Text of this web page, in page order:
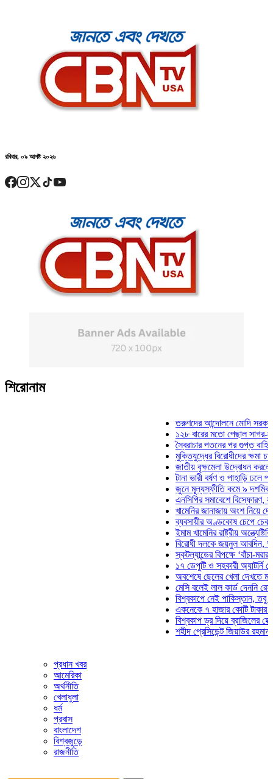
রবিবার, ০৯ আগষ্ট ২০২৬
শিরোনাম
তরুণদের আন্দোলনে মোদি সরকার দুর্বল
১২৮ বারের মতো পেছাল সাগর-রুনি
স্বৈরাচার পতনের পর গুপ্ত বাহিনীর
মুক্তিযুদ্ধের বিরোধীদের ক্ষমা চাইতে
জাতীয় বৃক্ষমেলা উদ্বোধন করলেন
টানা ভারী বর্ষণ ও পাহাড়ি ঢলে
জুনে মূল্যস্ফীতি কমে ৯ দশমিক ১৬
এনসিপির সমাবেশে বিস্ফোরণ,
খামেনির জানাজায় অংশ নিয়ে দেশে
ব্যবসায়ীর অণ্ডকোষ চেপে চেক-
ইমাম খামেনির রাষ্ট্রীয়
বিরোধী দলকে জয়নুল আবদিন,
স্কটল্যান্ডের বিপক্ষে ‘বাঁচা-মরার
১৭ ডেপুটি ও সহকারী অ্যাটর্নি
অবশেষে ছেলের খেলা দেখতে মাঠে
মেসি বলেই লাল কার্ড দেননি রেফারি!
বিশ্বকাপে নেই পাকিস্তান, তবু
একনেকে ৭ হাজার কোটি টাকার ৫
বিশ্বকাপ ড্র দিয়ে ব্রাজিলের হেক্সা
শহীদ প্রেসিডেন্ট জিয়াউর রহমান
প্রধান খবর
আমেরিকা
অর্থনীতি
খেলাধুলা
ধর্ম
প্রবাস
বাংলাদেশ
বিশ্বজুড়ে
রাজনীতি